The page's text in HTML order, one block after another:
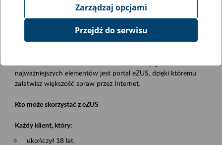
Event description
Platforma Usług Elektronicznych eZUS
najważniejszych elementów jest portal eZUS, dzięki któremu
załatwisz większość spraw przez Internet.
Kto może skorzystać z eZUS
Każdy klient, który:
ukończył 18 lat,
Zarządzaj opcjami
Przejdź do serwisu